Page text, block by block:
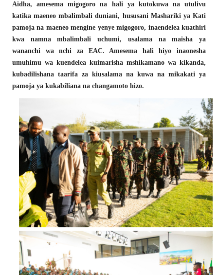
Aidha, amesema migogoro na hali ya kutokuwa na utulivu
katika maeneo mbalimbali duniani, hususani Mashariki ya Kati
pamoja na maeneo mengine yenye migogoro, inaendelea kuathiri
kwa namna mbalimbali uchumi, usalama na maisha ya
wananchi wa nchi za EAC. Amesema hali hiyo inaonesha
umuhimu wa kuendelea kuimarisha mshikamano wa kikanda,
kubadilishana taarifa za kiusalama na kuwa na mikakati ya
pamoja ya kukabiliana na changamoto hizo.